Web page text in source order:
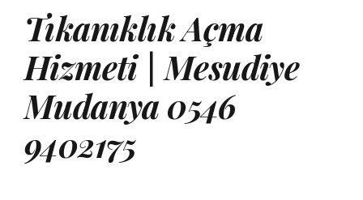
Tıkanıklık Açma
Hizmeti | Mesudiye
Mudanya 0546
9402175